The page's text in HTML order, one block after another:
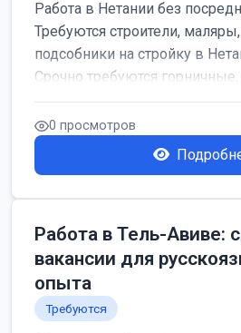
Работа в Нетании без
Требуются строители,
подсобники на стройку в
Срочно требуются горничные,
0 просмотров
Работа в Тель-Авиве:
вакансии для
опыта
Требуются